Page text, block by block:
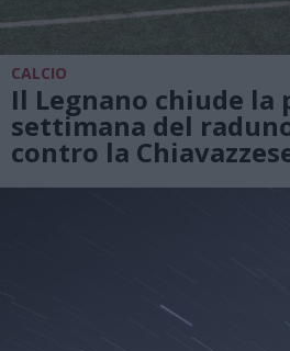
CALCIO
Il Legnano chiude la
settimana del
contro la